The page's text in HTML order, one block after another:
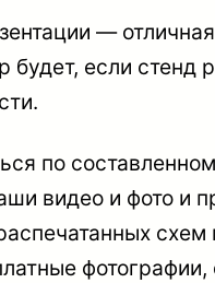
—
будет, если стенд
по
видео и фото и